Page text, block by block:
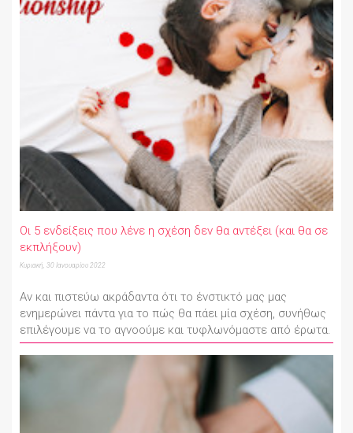
Οι 5 ενδείξεις που λένε η σχέση δεν θα αντέξει (και θα σε
εκπλήξουν)
Κυριακή, 30 Ιανουαρίου 2022
Αν και πιστεύω ακράδαντα ότι το ένστικτό μας μας
ενημερώνει πάντα για το πώς θα πάει μία σχέση, συνήθως
επιλέγουμε να το αγνοούμε και τυφλωνόμαστε από έρωτα.